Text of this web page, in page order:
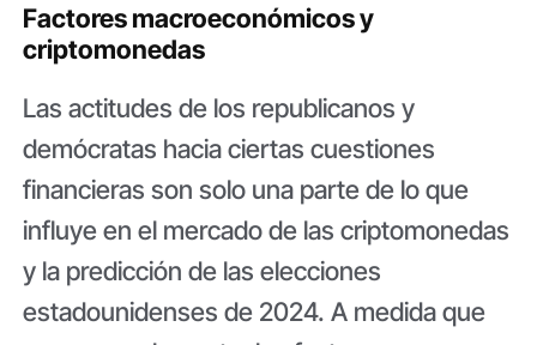
Factores macroeconómicos y
criptomonedas
Las actitudes de los republicanos y
demócratas hacia ciertas cuestiones
financieras son solo una parte de lo que
influye en el mercado de las criptomonedas
y la predicción de las elecciones
estadounidenses de 2024. A medida que